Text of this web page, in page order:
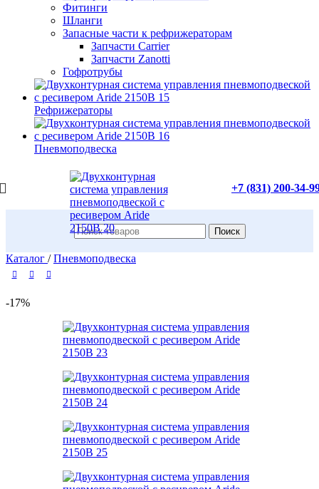
Фитинги
Шланги
Запасные части к рефрижераторам
Запчасти Carrier
Запчасти Zanotti
Гофротрубы
Рефрижераторы
Пневмоподвеска
+7 (831) 200-34-
Поиск
Каталог / Пневмоподвеска
-17%